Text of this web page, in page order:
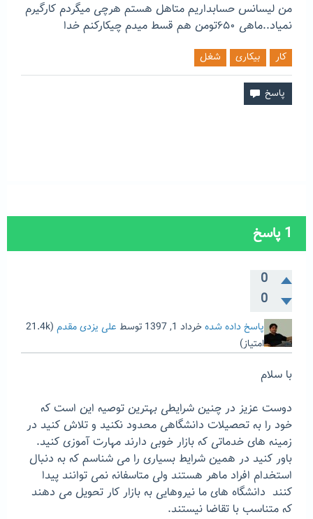
من لیسانس حسابداریم متاهل هستم هرچی میگردم کارگیرم
نمیاد..ماهی ۶۵۰تومن هم قسط میدم چیکارکنم خدا
کار بیکاری شغل
1پاسخ
0
0
پاسخ داده شدهخرداد 1, 1397 توسط علی یزدی مقدم (
21.4k
امتیاز)
با سلام
دوست عزیز در چنین شرایطی بهترین توصیه این است که
خود را به تحصیلات دانشگاهی محدود نکنید و تلاش کنید در
زمینه های خدماتی که بازار خوبی دارند مهارت آموزی کنید.
باور کنید در همین شرایط بسیاری را می شناسم که به دنبال
استخدام افراد ماهر هستند ولی متاسفانه نمی توانند پیدا
کنند دانشگاه های ما نیروهایی به بازار کار تحویل می دهند
که متناسب با تقاضا نیستند.